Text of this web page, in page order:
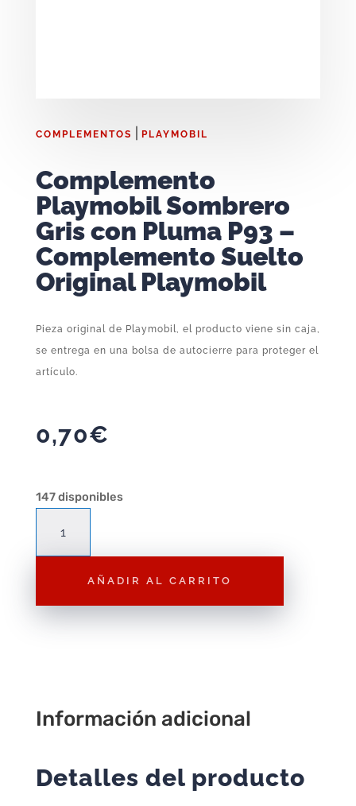
COMPLEMENTOS PLAYMOBIL
Complemento
Playmobil Sombrero
Gris con Pluma P93 –
Complemento Suelto
Original Playmobil
Pieza original de Playmobil, el producto viene sin caja,
se entrega en una bolsa de autocierre para proteger el
artículo.
0,70€
147 disponibles
Playmobil
con
Suelto
cantidad
AÑADIR AL CARRITO
Información adicional
Detalles del producto